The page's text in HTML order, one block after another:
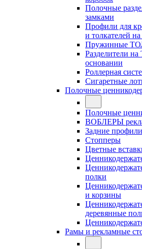
Полочные
замками
Профили для
и толкателей
Пружинные
Разделители
основании
Роллерная
Сигаретные
Полочные
Полочные
ВОБЛЕРЫ
Задние профили
Стопперы
Цветные
полки
и корзины
деревянные
Рамы и рекламные